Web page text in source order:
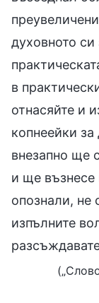
духовното
в
отнасяйте и
копнеейки
внезапно ще
и ще възнесе
опознали, не
изпълните